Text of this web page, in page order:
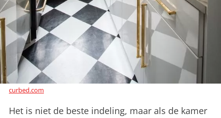
curbed.com
Het is niet de beste indeling, maar als de kamer